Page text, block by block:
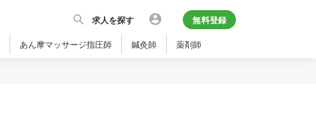
求人を探す 無料登録
あん摩マッサージ指圧師 鍼灸師 薬剤師